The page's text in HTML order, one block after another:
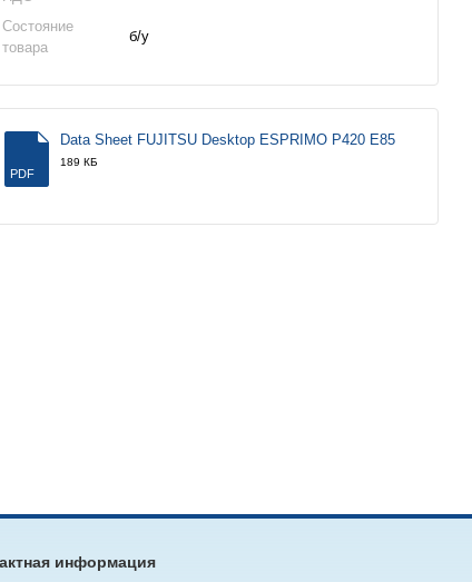
Состояние
товара
б/у
PDF
Data Sheet FUJITSU Desktop ESPRIMO P420 E85
189 КБ
информация